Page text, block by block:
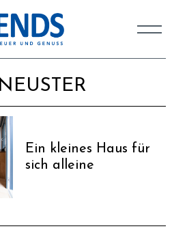
NEUSTER
Ein kleines Haus für
sich alleine